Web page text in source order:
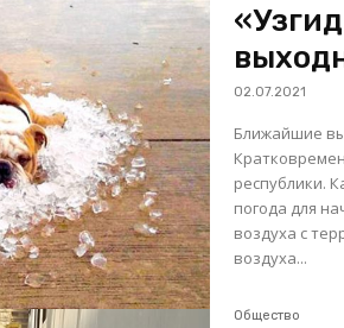
02.07.2021
Ближайшие
республики. Как поясняет «Узгидромет», аномально жаркая
погода для
воздуха с
воздуха...
Общество